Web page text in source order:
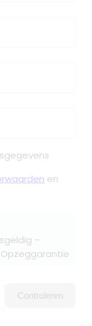
en
–
Opzeggarantie
Controleren